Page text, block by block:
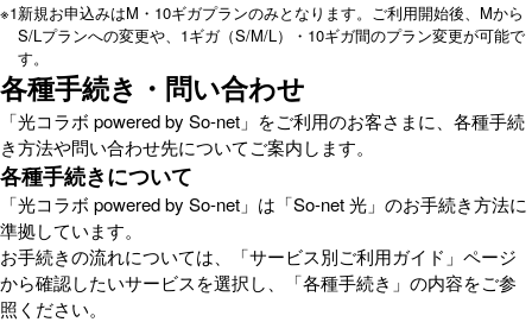
※1新規お申込みはM・10ギガプランのみとなります。ご利用開始後、Mから
S/Lプランへの変更や、1ギガ（S/M/L）・10ギガ間のプラン変更が可能で
す。
各種手続き・問い合わせ
「光コラボ powered by So-net」をご利用のお客さまに、各種手続
き方法や問い合わせ先についてご案内します。
各種手続きについて
「光コラボ powered by So-net」は「So-net 光」のお手続き方法に
準拠しています。
お手続きの流れについては、「サービス別ご利用ガイド」ページ
から確認したいサービスを選択し、「各種手続き」の内容をご参
照ください。